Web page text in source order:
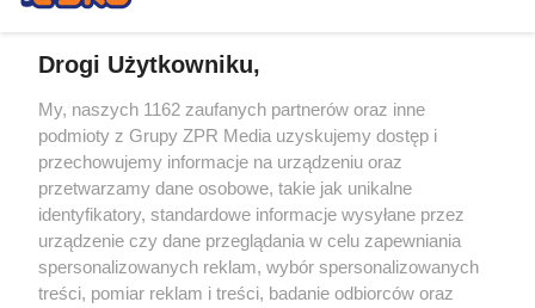
Drogi Użytkowniku,
My, naszych 1162 zaufanych partnerów oraz inne
podmioty z Grupy ZPR Media uzyskujemy dostęp i
przechowujemy informacje na urządzeniu oraz
przetwarzamy dane osobowe, takie jak unikalne
identyfikatory, standardowe informacje wysyłane przez
urządzenie czy dane przeglądania w celu zapewniania
spersonalizowanych reklam, wybór spersonalizowanych
treści, pomiar reklam i treści, badanie odbiorców oraz